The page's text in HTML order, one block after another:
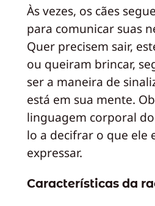
Às vezes, os cães
para comunicar suas
Quer precisem sair,
ou queiram brincar,
ser a maneira de
está em sua mente.
linguagem corporal
lo a decifrar o que ele
expressar.
Características da